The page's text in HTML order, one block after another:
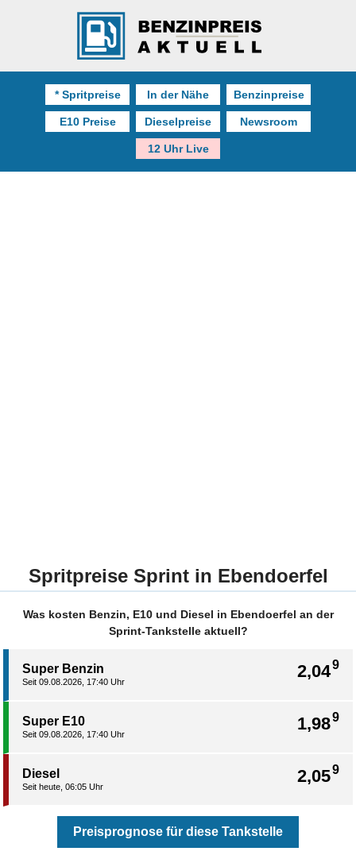
* Spritpreise In der Nähe Benzinpreise
E10 Preise Dieselpreise Newsroom
12 Uhr Live
Spritpreise Sprint in Ebendoerfel
Was kosten Benzin, E10 und Diesel in Ebendoerfel an der
Sprint-Tankstelle aktuell?
2,049
Super Benzin
Seit 09.08.2026, 17:40 Uhr
1,989
Super E10
Seit 09.08.2026, 17:40 Uhr
2,059
Diesel
Seit heute, 06:05 Uhr
Preisprognose für diese Tankstelle